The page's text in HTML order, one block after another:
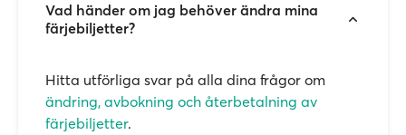
Vad händer om jag behöver ändra mina
färjebiljetter?
Hitta utförliga svar på alla dina frågor om
ändring, avbokning och återbetalning av
färjebiljetter.